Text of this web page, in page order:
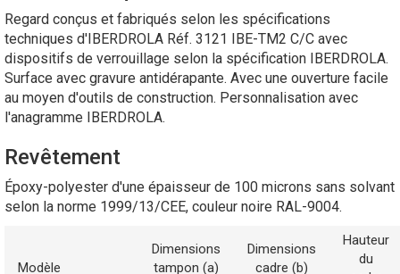
Regard conçus et fabriqués selon les spécifications
techniques d'IBERDROLA Réf. 3121 IBE-TM2 C/C avec
dispositifs de verrouillage selon la spécification IBERDROLA.
Surface avec gravure antidérapante. Avec une ouverture facile
au moyen d'outils de construction. Personnalisation avec
l'anagramme IBERDROLA.
Revêtement
Époxy-polyester d'une épaisseur de 100 microns sans solvant
selon la norme 1999/13/CEE, couleur noire RAL-9004.
Modèle
Dimensions
tampon (a)
Dimensions
cadre (b)
Hauteur
du